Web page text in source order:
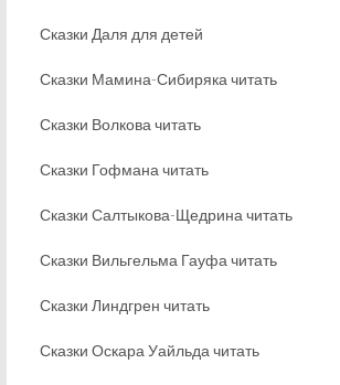
Сказки Даля для детей
Сказки Мамина-Сибиряка читать
Сказки Волкова читать
Сказки Гофмана читать
Сказки Салтыкова-Щедрина читать
Сказки Вильгельма Гауфа читать
Сказки Линдгрен читать
Сказки Оскара Уайльда читать